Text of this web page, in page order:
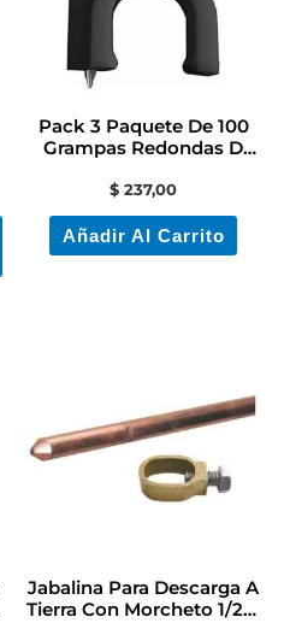
variantes.
opciones
pueden
página
Pack 3 Paquete De 100
Grampas Redondas D
$ 237,00
Añadir Al Carrito
Jabalina Para Descarga A
Tierra Con Morcheto 1/2 X